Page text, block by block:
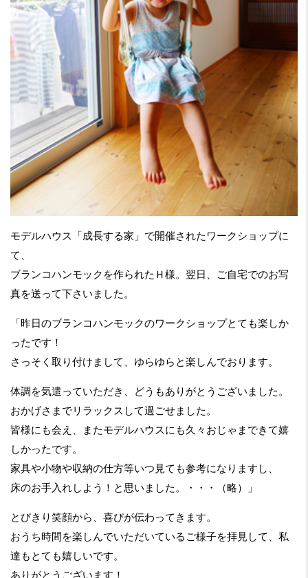
モデルハウス「成長する家」で開催されたワークショップに
て、
ブランコハンモックを作られたＨ様。翌日、ご自宅でのお写
真を送って下さいました。
「昨日のブランコハンモックのワークショップとても楽しか
ったです！
さっそく取り付けまして、ゆらゆらと楽しんでおります。
体調を気遣っていただき、どうもありがとうございました。
おかげさまでリラックスして過ごせました。
皆様にも会え、またモデルハウスにも久々おじゃまできて嬉
しかったです。
家具や小物や収納の仕方等いつ見ても参考になりますし、
床のお手入れしよう！と思いました。・・・（略）」
とびきり笑顔から、喜びが伝わってきます。
おうち時間を楽しんでいただいているご様子を拝見して、私
達もとても嬉しいです。
ありがとうございます！